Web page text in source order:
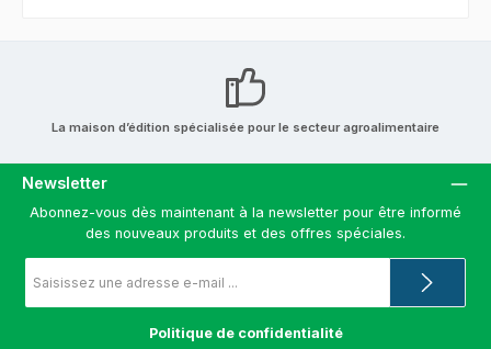
La maison d’édition spécialisée pour le secteur agroalimentaire
Newsletter
Abonnez-vous dès maintenant à la newsletter pour être informé
des nouveaux produits et des offres spéciales.
e-
*
Politique de confidentialité